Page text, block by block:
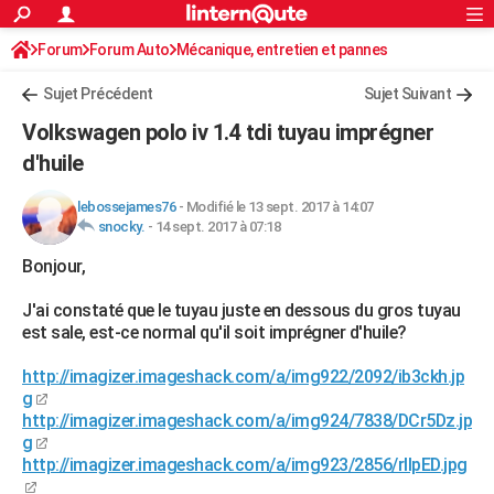
ACTUALITÉS
Politique
Société
Faits Divers
Education
Monde
Villes
+
Programme TV
TNTStreaming
Cinéma
Sorties cinéma
Musique
FINANCE
Retraite
Impôts
Epargne
Immobilier
Risques naturels par ville
Banque
Assurance
Crédit
AUTO
Essais
Réserver un essai
Citadines
Berlines
SUV
Forum auto
HIGH-TECH
Forum
Aménagement intérieur
Extérieur
Cuisine
Salle de bains
Jardinage
Rangement
WEEK-END
Guides de France
Escapades
Patrimoine
Expositions
Musées
Week-end nature
+LIFESTYLE
Art de vivre
Bien-être
Loisirs
Mode
Modes de vie
SANTE
Alimentation
Guide de la santé
Maladies
Médicaments
Sommeil
VOYAGE
Rechercher
S'inscrire
Connexion
Forum Forum Auto Mécanique, entretien et pannes
Sujet Précédent Sujet Suivant
Volkswagen polo iv 1.4 tdi tuyau imprégner
d'huile
lebossejames76- Modifié le 13 sept. 2017 à 14:07
snocky. - 14 sept. 2017 à 07:18
Bonjour,
J'ai constaté que le tuyau juste en dessous du gros tuyau
est sale, est-ce normal qu'il soit imprégner d'huile?
http://imagizer.imageshack.com/a/img922/2092/ib3ckh.jp
g
http://imagizer.imageshack.com/a/img924/7838/DCr5Dz.jp
g
http://imagizer.imageshack.com/a/img923/2856/rIlpED.jpg